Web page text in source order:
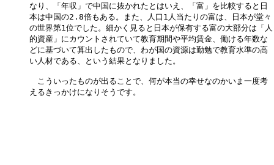
なり、「年収」で中国に抜かれたとはいえ、「富」を比較すると日
本は中国の2.8倍もある。また、人口1人当たりの富は、日本が堂々
の世界第1位でした。細かく見ると日本が保有する富の大部分は「人
的資産」にカウントされていて教育期間や平均賃金、働ける年数な
どに基づいて算出したもので、わが国の資源は勤勉で教育水準の高
い人材である、という結果となりました。
こういったものが出ることで、何が本当の幸せなのかいま一度考
えるきっかけになりそうです。